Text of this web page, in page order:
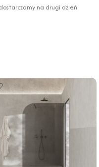
na drugi dzień